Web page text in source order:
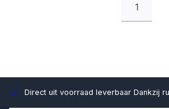
1
Direct uit voorraad leverbaar Dankzij